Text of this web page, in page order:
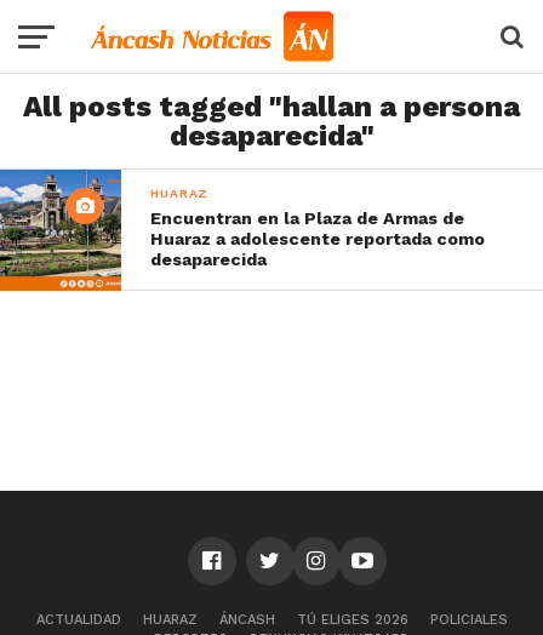
All posts tagged "hallan a persona
desaparecida"
HUARAZ
Encuentran en la Plaza de Armas de
Huaraz a adolescente reportada como
desaparecida
ACTUALIDAD HUARAZ ÁNCASH TÚ ELIGES 2026
POLICIALES